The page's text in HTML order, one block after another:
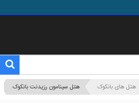
هتل های بانکوک هتل سینامون رزیدنت بانکوک